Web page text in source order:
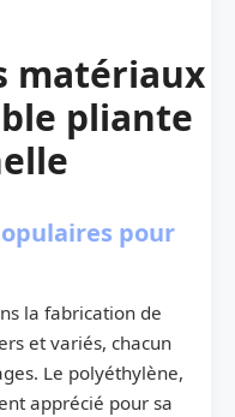
matériaux
pliante
pour
la fabrication de
et variés, chacun
Le polyéthylène,
apprécié pour sa